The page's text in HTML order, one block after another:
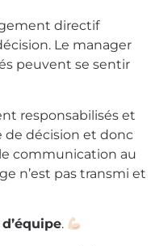
directif
Le manager
peuvent se sentir
responsabilisés et
de décision et donc
communication au
n’est pas transmi et
.